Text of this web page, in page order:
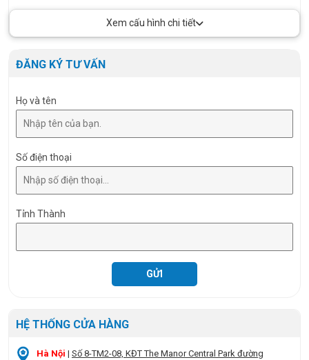
Xem cấu hình chi tiết
ĐĂNG KÝ TƯ VẤN
Họ và tên
Số điện thoại
Tỉnh Thành
HỆ THỐNG CỬA HÀNG
Hà Nội | Số 8-TM2-08, KĐT The Manor Central Park đường